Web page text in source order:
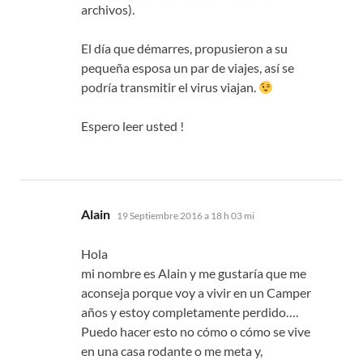
archivos).
El día que démarres, propusieron a su
pequeña esposa un par de viajes, así se
podría transmitir el virus viajan.
Espero leer usted !
Alain dice:
19 Septiembre 2016 a 18 h 03 mi
Hola
mi nombre es Alain y me gustaría que me
aconseja porque voy a vivir en un Camper
años y estoy completamente perdido….
Puedo hacer esto no cómo o cómo se vive
en una casa rodante o me meta y,